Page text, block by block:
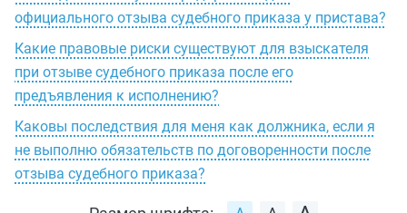
официального отзыва судебного приказа у пристава?
Какие правовые риски существуют для взыскателя
при отзыве судебного приказа после его
предъявления к исполнению?
Каковы последствия для меня как должника, если я
не выполню обязательств по договоренности после
отзыва судебного приказа?